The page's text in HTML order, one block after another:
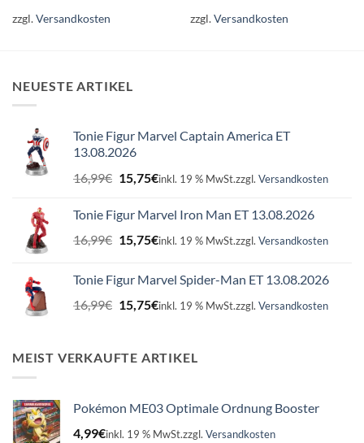
zzgl.Versandkosten
zzgl.Versandkosten
NEUESTE ARTIKEL
Tonie Figur Marvel Captain America ET
13.08.2026
16,99€ Ursprünglicher
Preis
16,99€
15,75€Aktueller
15,75€.
inkl. 19 % MwSt.zzgl. Versandkosten
Tonie Figur Marvel Iron Man ET 13.08.2026
16,99€ Ursprünglicher
Preis
16,99€
15,75€Aktueller
15,75€.
inkl. 19 % MwSt.zzgl. Versandkosten
Tonie Figur Marvel Spider-Man ET 13.08.2026
16,99€ Ursprünglicher
Preis
16,99€
15,75€Aktueller
15,75€.
inkl. 19 % MwSt.zzgl. Versandkosten
MEIST VERKAUFTE ARTIKEL
Pokémon ME03 Optimale Ordnung Booster
4,99€inkl. 19 % MwSt.zzgl. Versandkosten